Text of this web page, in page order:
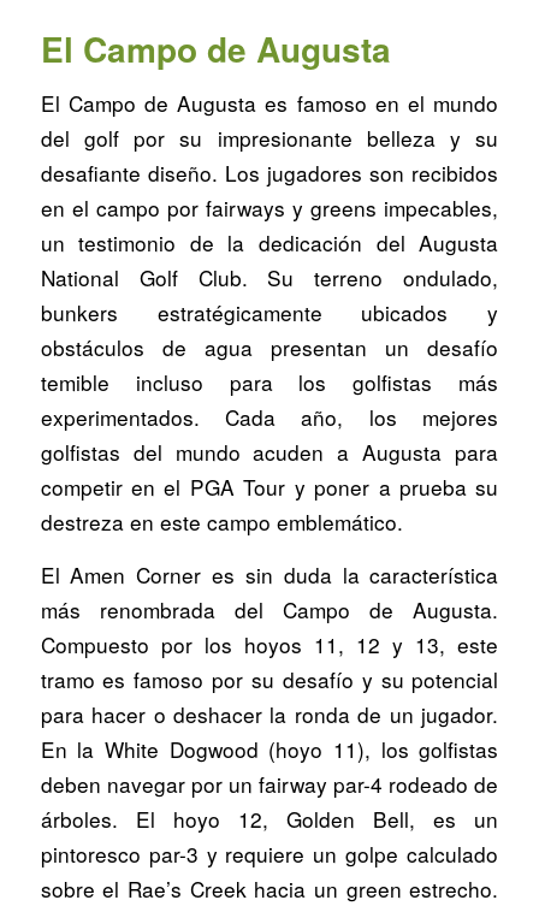
El Campo de Augusta
El Campo de Augusta es famoso en el mundo
del golf por su impresionante belleza y su
desafiante diseño. Los jugadores son recibidos
en el campo por fairways y greens impecables,
un testimonio de la dedicación del Augusta
National Golf Club. Su terreno ondulado,
bunkers estratégicamente ubicados y
obstáculos de agua presentan un desafío
temible incluso para los golfistas más
experimentados. Cada año, los mejores
golfistas del mundo acuden a Augusta para
competir en el PGA Tour y poner a prueba su
destreza en este campo emblemático.
El Amen Corner es sin duda la característica
más renombrada del Campo de Augusta.
Compuesto por los hoyos 11, 12 y 13, este
tramo es famoso por su desafío y su potencial
para hacer o deshacer la ronda de un jugador.
En la White Dogwood (hoyo 11), los golfistas
deben navegar por un fairway par-4 rodeado de
árboles. El hoyo 12, Golden Bell, es un
pintoresco par-3 y requiere un golpe calculado
sobre el Rae’s Creek hacia un green estrecho.